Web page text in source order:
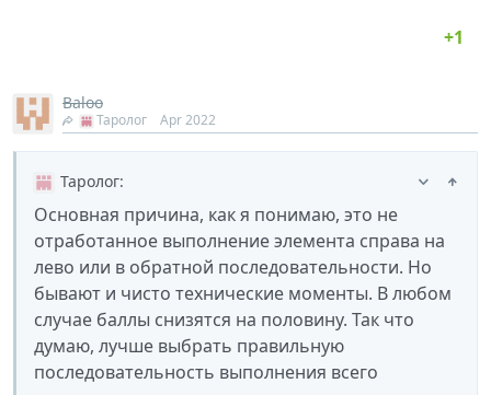
Baloo
Таролог Apr 2022
Таролог:
Основная причина, как я понимаю, это не
отработанное выполнение элемента справа на
лево или в обратной последовательности. Но
бывают и чисто технические моменты. В любом
случае баллы снизятся на половину. Так что
думаю, лучше выбрать правильную
последовательность выполнения всего